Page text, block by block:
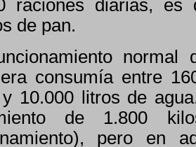
raciones diarias,
de pan.
consumía entre
10.000 litros de
de 1.800
pero en